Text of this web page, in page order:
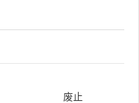
废止